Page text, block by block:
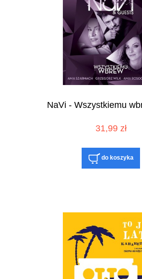
NaVi - Wszystkiemu
31,99 zł
do koszyka